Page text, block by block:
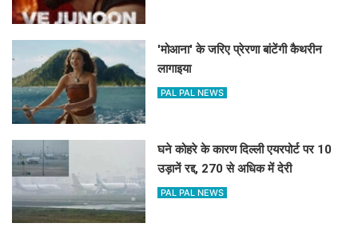
'मोआना' के जरिए प्रेरणा बांटेंगी कैथरीन
लागाइया
PAL PAL NEWS
घने कोहरे के कारण दिल्ली एयरपोर्ट पर 10
उड़ानें रद्द, 270 से अधिक में देरी
PAL PAL NEWS